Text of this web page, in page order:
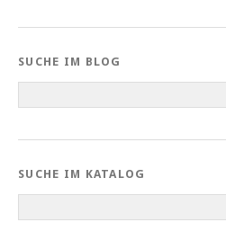
SUCHE IM BLOG
SUCHE IM KATALOG